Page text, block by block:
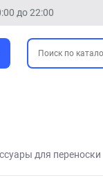
до 22:00
для переноски